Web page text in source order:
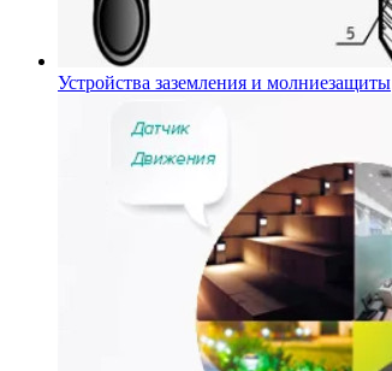
Устройства заземления и молниезащиты